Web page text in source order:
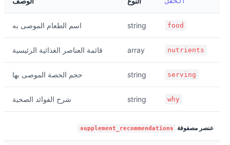
food
string اسم الطعام الموصى به
nutrients
array قائمة العناصر الغذائية الرئيسية
serving
string حجم الحصة الموصى بها
why
string شرح الفوائد الصحية
عنصر مصفوفة supplement_recommendations